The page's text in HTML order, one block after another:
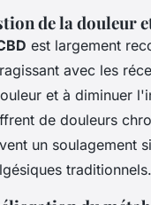
de la douleur
est largement
avec les
et à diminuer
de douleurs
un soulagement
traditionnels.